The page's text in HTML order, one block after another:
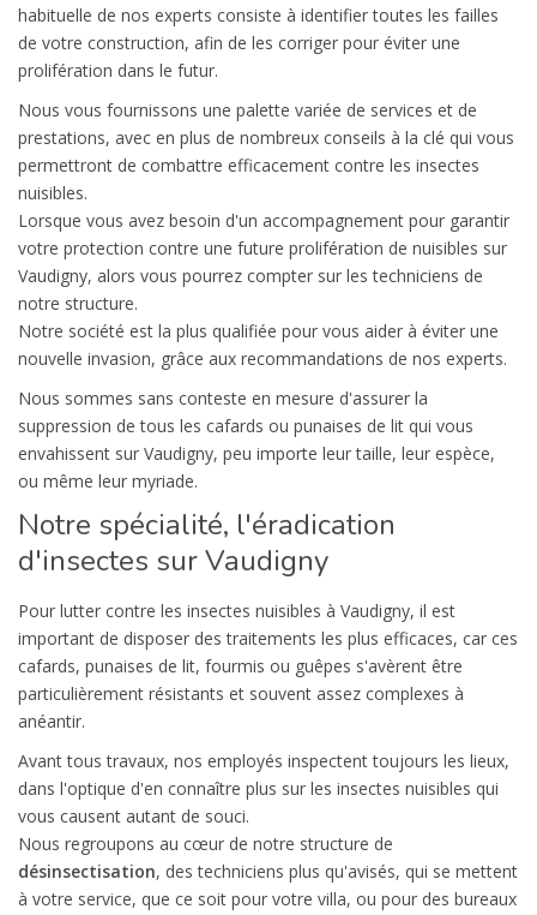
habituelle de nos experts consiste à identifier toutes les failles
de votre construction, afin de les corriger pour éviter une
prolifération dans le futur.
Nous vous fournissons une palette variée de services et de
prestations, avec en plus de nombreux conseils à la clé qui vous
permettront de combattre efficacement contre les insectes
nuisibles.
Lorsque vous avez besoin d'un accompagnement pour garantir
votre protection contre une future prolifération de nuisibles sur
Vaudigny, alors vous pourrez compter sur les techniciens de
notre structure.
Notre société est la plus qualifiée pour vous aider à éviter une
nouvelle invasion, grâce aux recommandations de nos experts.
Nous sommes sans conteste en mesure d'assurer la
suppression de tous les cafards ou punaises de lit qui vous
envahissent sur Vaudigny, peu importe leur taille, leur espèce,
ou même leur myriade.
Notre spécialité, l'éradication
d'insectes sur Vaudigny
Pour lutter contre les insectes nuisibles à Vaudigny, il est
important de disposer des traitements les plus efficaces, car ces
cafards, punaises de lit, fourmis ou guêpes s'avèrent être
particulièrement résistants et souvent assez complexes à
anéantir.
Avant tous travaux, nos employés inspectent toujours les lieux,
dans l'optique d'en connaître plus sur les insectes nuisibles qui
vous causent autant de souci.
Nous regroupons au cœur de notre structure de
désinsectisation, des techniciens plus qu'avisés, qui se mettent
à votre service, que ce soit pour votre villa, ou pour des bureaux